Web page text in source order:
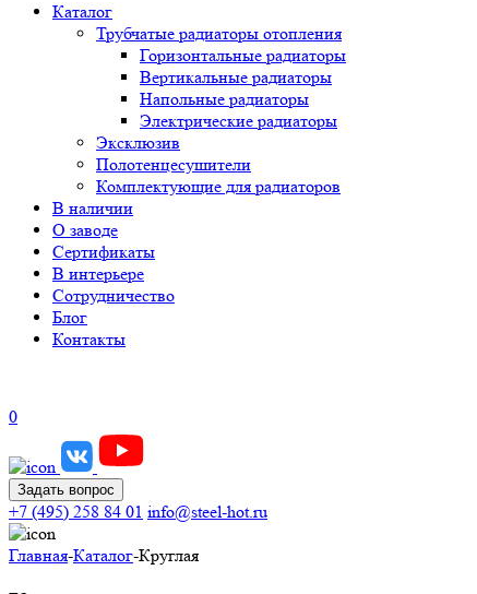
Каталог
Трубчатые радиаторы отопления
Горизонтальные радиаторы
Вертикальные радиаторы
Напольные радиаторы
Электрические радиаторы
Эксклюзив
Полотенцесушители
Комплектующие для радиаторов
В наличии
О заводе
Сертификаты
В интерьере
Сотрудничество
Блог
Контакты
0
Задать вопрос
+7 (495) 258 84 01 info@steel-hot.ru
Главная-Каталог-Круглая